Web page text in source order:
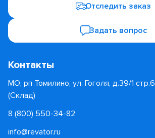
Отследить заказ
Задать вопрос
Контакты
МО, рп Томилино, ул. Гоголя, д.39/1 стр.6
(Склад)
8 (800) 550-34-82
info@revator.ru